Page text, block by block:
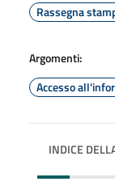
Rassegna
Argomenti:
Accesso
INDICE